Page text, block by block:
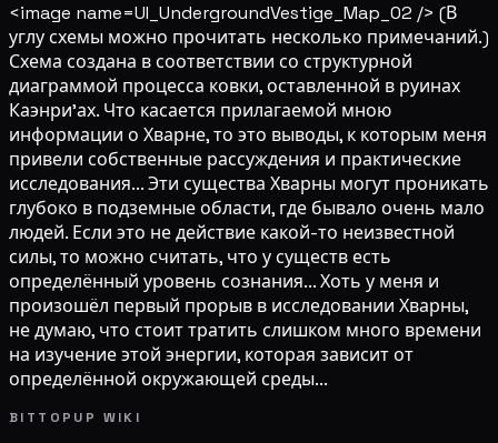
<image name=UI_UndergroundVestige_Map_02 /> (В
углу схемы можно прочитать несколько примечаний.)
Схема создана в соответствии со структурной
диаграммой процесса ковки, оставленной в руинах
Каэнри'ах. Что касается прилагаемой мною
информации о Хварне, то это выводы, к которым меня
привели собственные рассуждения и практические
исследования... Эти существа Хварны могут проникать
глубоко в подземные области, где бывало очень мало
людей. Если это не действие какой-то неизвестной
силы, то можно считать, что у существ есть
определённый уровень сознания... Хоть у меня и
произошёл первый прорыв в исследовании Хварны,
не думаю, что стоит тратить слишком много времени
на изучение этой энергии, которая зависит от
определённой окружающей среды...
BITTOPUP WIKI